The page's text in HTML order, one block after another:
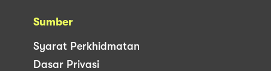
Sumber
Syarat Perkhidmatan
Dasar Privasi